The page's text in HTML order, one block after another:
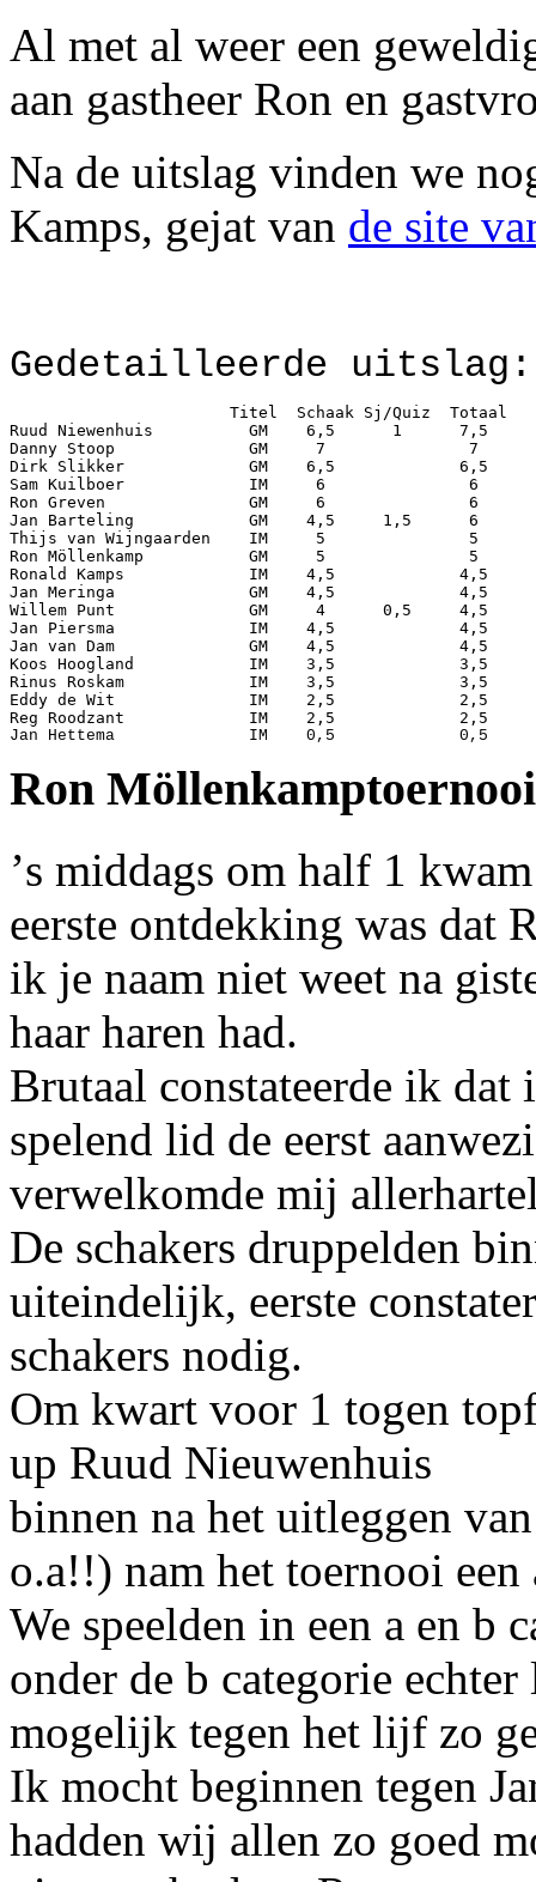
Al met al weer een
aan gastheer Ron en
Na de uitslag vinden we
Kamps, gejat van de site
Gedetailleerde uitslag:
Titel  Schaak Sj/Quiz  Totaal
Ruud Niewenhuis          GM    6,5      1      7,5
Danny Stoop              GM     7               7
Dirk Slikker             GM    6,5             6,5
Sam Kuilboer             IM     6               6
Ron Greven               GM     6               6
Jan Barteling            GM    4,5     1,5      6
Thijs van Wijngaarden    IM     5               5
Ron Möllenkamp           GM     5               5
Ronald Kamps             IM    4,5             4,5
Jan Meringa              GM    4,5             4,5
Willem Punt              GM     4      0,5     4,5
Jan Piersma              IM    4,5             4,5
Jan van Dam              GM    4,5             4,5
Koos Hoogland            IM    3,5             3,5
Rinus Roskam             IM    3,5             3,5
Eddy de Wit              IM    2,5             2,5
Jan Hettema              IM    0,5             0,5
Ron
’s middags om half 1
eerste ontdekking was dat
ik je naam niet weet na
haar haren had.
Brutaal constateerde ik
spelend lid de eerst
verwelkomde mij
De schakers druppelden
uiteindelijk, eerste
schakers nodig.
Om kwart voor 1 togen
up Ruud Nieuwenhuis
binnen na het uitleggen
o.a!!) nam het toernooi een
We speelden in een a en b
onder de b categorie
mogelijk tegen het lijf zo
Ik mocht beginnen tegen
hadden wij allen zo goed